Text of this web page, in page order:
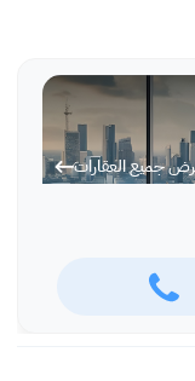
جميع العقارات